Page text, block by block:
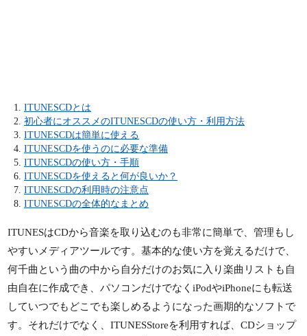
ITUNESCDとは
初心者にオススメのITUNESCDの使い方・利用方法
ITUNESCDは簡単に使える
ITUNESCDを使うのに必要な準備
ITUNESCDの使い方・手順
ITUNESCDを使えると何が良いか？
ITUNESCDの利用時の注意点
ITUNESCDの全体的なまとめ
ITUNESはCDから音楽を取り込むのも非常に簡単で、管理もし
やすいメディアツールです。基本的な使い方を覚えるだけで、
何千曲という曲の中から自分だけのお気に入り楽曲リストも自
由自在に作成でき、パソコンだけでなくiPodやiPhoneにも転送
していつでもどこでも楽しめるようになった画期的なソフトで
す。それだけでなく、ITUNESStoreを利用すれば、CDショップ